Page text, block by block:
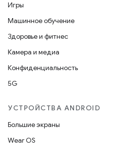
Игры
Машинное обучение
Здоровье и фитнес
Камера и медиа
Конфиденциальность
5G
УСТРОЙСТВА ANDROID
Большие экраны
Wear OS